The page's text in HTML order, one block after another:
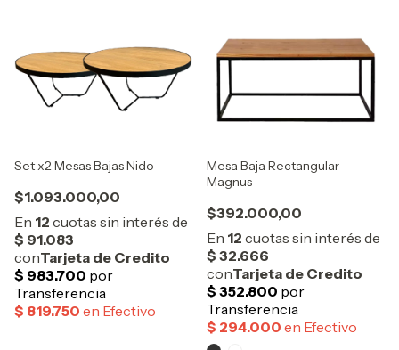
Set x2 Mesas Bajas Nido
$1.093.000,00
Mesa Baja Rectangular
Magnus
$392.000,00